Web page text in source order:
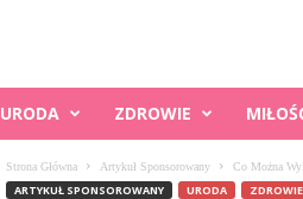
URODA ZDROWIE
Strona Główna Artykuł Sponsorowany Co Można
ARTYKUŁ SPONSOROWANY URODA ZDROWIE